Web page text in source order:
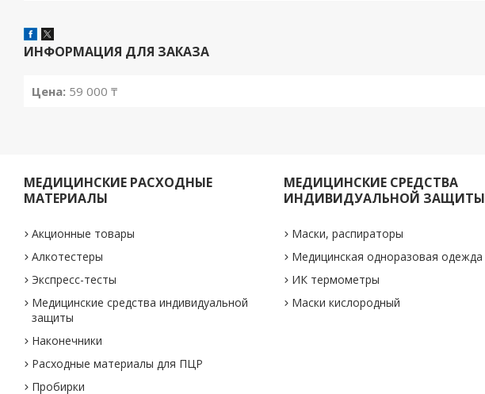
ИНФОРМАЦИЯ ДЛЯ ЗАКАЗА
Цена: 59 000 ₸
МЕДИЦИНСКИЕ РАСХОДНЫЕ
МАТЕРИАЛЫ
Акционные товары
Алкотестеры
Экспресс-тесты
Медицинские средства индивидуальной
защиты
Наконечники
Расходные материалы для ПЦР
Пробирки
МЕДИЦИНСКИЕ СРЕДСТВА
ИНДИВИДУАЛЬНОЙ ЗАЩИТЫ
Маски, распираторы
Медицинская одноразовая одежда
ИК термометры
Маски кислородный